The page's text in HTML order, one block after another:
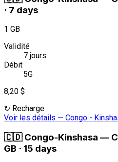
· 7 days
1 GB
Validité
7 jours
Débit
5G
8,20 $
↻ Recharge
Voir les détails — Congo -
🇨🇩 Congo-Kinshasa —
GB · 15 days